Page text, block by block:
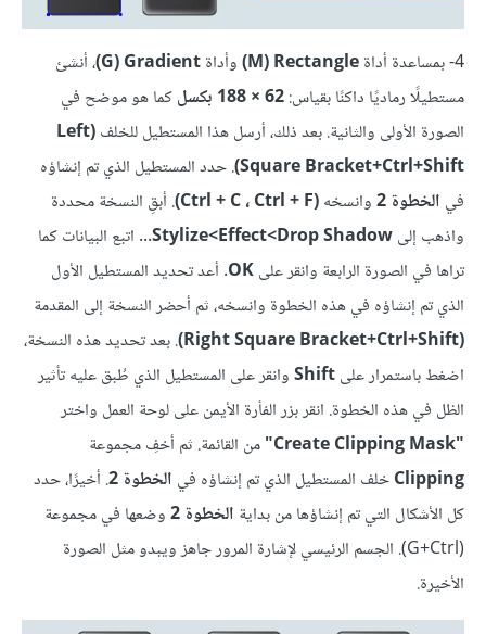
4- بمساعدة أداة M) Rectangle) وأداةG) Gradient) ، أنشئ
مستطيلًا رماديًا داكنًا بقياس:62 × 188 بكسل
كما هو موضح في
الصورة الأولى والثانية. بعد ذلك، أرسل هذا المستطيل للخلف (Left
Square Bracket+Ctrl+Shift). حدد المستطيل الذي تم إنشاؤه
في الخطوة 2 وانسخه(Ctrl + C ، Ctrl + F)
. أبقِ النسخة محددة
واذهب إلىDrop Shadow>‏Effect‏>Stylize
... اتبع البيانات كما
تراها في الصورة الرابعة وانقر علىOK. أعد تحديد المستطيل الأول
الذي تم إنشاؤه في هذه الخطوة وانسخه، ثم أحضر النسخة إلى المقدمة
(Right Square Bracket+Ctrl+Shift)
. بعد تحديد هذه النسخة،
اضغط باستمرار علىShiftوانقر على المستطيل الذي طُبق عليه تأثير
الظل في هذه الخطوة. انقر بزر الفأرة الأيمن على لوحة العمل واختر
"Create Clipping Mask"
من القائمة. ثم أخفِ مجموعة
Clippingخلف المستطيل الذي تم إنشاؤه في الخطوة 2 . أخيرًا، حدد
كل الأشكال التي تم إنشاؤها من بداية الخطوة 2
وضعها في مجموعة
(G+Ctrl). الجسم الرئيسي لإشارة المرور جاهز ويبدو مثل الصورة
الأخيرة.